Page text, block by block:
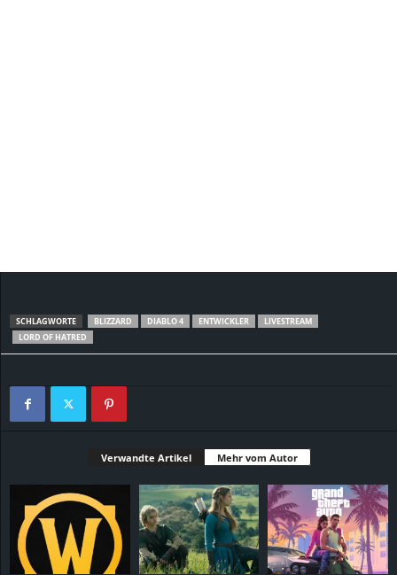
SCHLAGWORTE BLIZZARD DIABLO 4 ENTWICKLER
LIVESTREAM
LORD OF HATRED
Verwandte Artikel Mehr vom Autor